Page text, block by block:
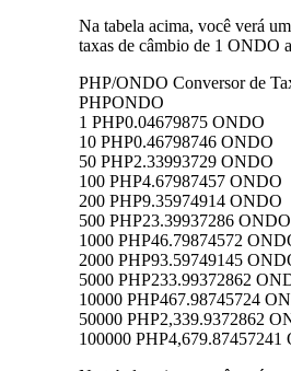
Na tabela acima, você verá
taxas de câmbio de 1 ONDO
PHP/ONDO Conversor de
PHPONDO
1 PHP0.04679875 ONDO
10 PHP0.46798746 ONDO
50 PHP2.33993729 ONDO
100 PHP4.67987457 ONDO
200 PHP9.35974914 ONDO
500 PHP23.39937286 ONDO
1000 PHP46.79874572
2000 PHP93.59749145
5000 PHP233.99372862
10000 PHP467.98745724
50000 PHP2,339.9372862
100000 PHP4,679.87457241